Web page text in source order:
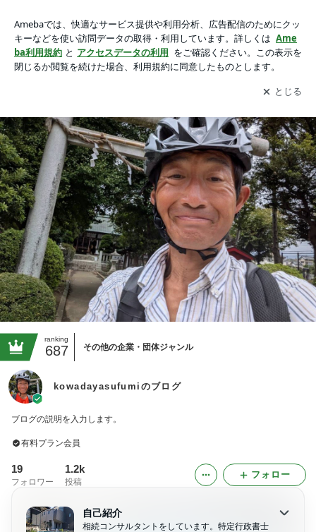
アプリをダウンロードして ブログの更新通知
を受け取りまし
ょう。
開く
ranking
687 その他の企業・団体ジャンル
kowadayasufumiのブログ
ブログの説明を入力します。
有料プラン会員
19
フォロワー
1.2k
投稿
フォロー
自己紹介
相続コンサルタントをしています。特定行政書士